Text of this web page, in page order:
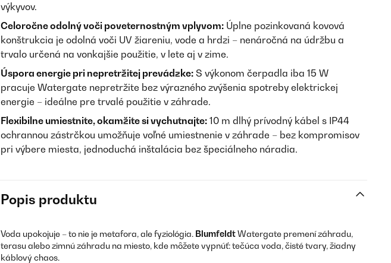
výkyvov.
Celoročne odolný voči poveternostným vplyvom: Úplne pozinkovaná kovová
konštrukcia je odolná voči UV žiareniu, vode a hrdzi – nenáročná na údržbu a
trvalo určená na vonkajšie použitie, v lete aj v zime.
Úspora energie pri nepretržitej prevádzke: S výkonom čerpadla iba 15 W
pracuje Watergate nepretržite bez výrazného zvýšenia spotreby elektrickej
energie – ideálne pre trvalé použitie v záhrade.
Flexibilne umiestnite, okamžite si vychutnajte: 10 m dlhý prívodný kábel s IP44
ochrannou zástrčkou umožňuje voľné umiestnenie v záhrade – bez kompromisov
pri výbere miesta, jednoduchá inštalácia bez špeciálneho náradia.
Popis produktu
Voda upokojuje – to nie je metafora, ale fyziológia. BlumfeldtWatergate premení záhradu,
terasu alebo zimnú záhradu na miesto, kde môžete vypnúť: tečúca voda, čisté tvary, žiadny
káblový chaos.